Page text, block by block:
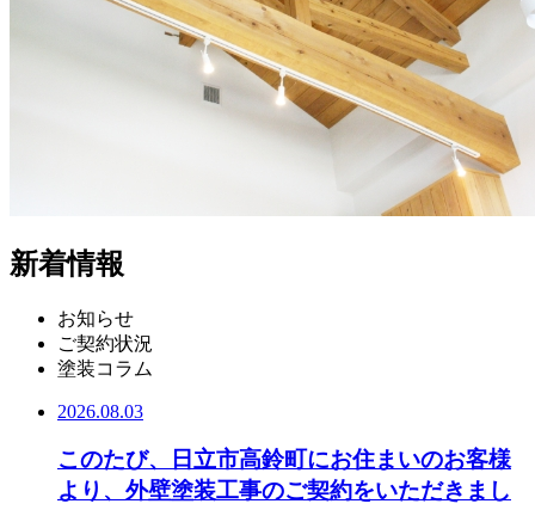
新着情報
お知らせ
ご契約状況
塗装コラム
2026.08.03
このたび、日立市高鈴町にお住まいのお客様
より、外壁塗装工事のご契約をいただきまし